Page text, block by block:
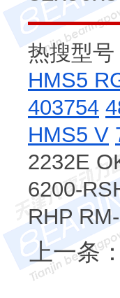
热搜型号
HMS5
403754
HMS5 V
2232E
6200-
RHP
上一条：